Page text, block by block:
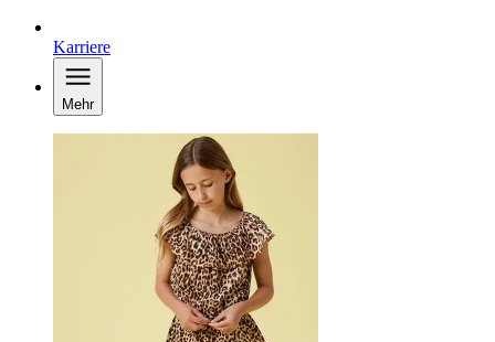
Karriere
Mehr